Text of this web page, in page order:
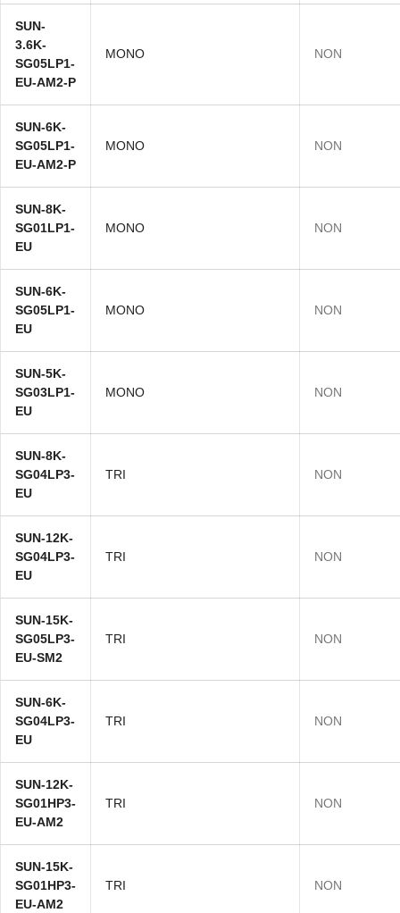
SUN-
3.6K-
SG05LP1-
EU-AM2-P
MONO NON
SUN-6K-
SG05LP1-
EU-AM2-P
MONO NON
SUN-8K-
SG01LP1-
EU
MONO NON
SUN-6K-
SG05LP1-
EU
MONO NON
SUN-5K-
SG03LP1-
EU
MONO NON
SUN-8K-
SG04LP3-
EU
TRI NON
SUN-12K-
SG04LP3-
EU
TRI NON
SUN-15K-
SG05LP3-
EU-SM2
TRI NON
SUN-6K-
SG04LP3-
EU
TRI NON
SUN-12K-
SG01HP3-
EU-AM2
TRI NON
SUN-15K-
SG01HP3-
EU-AM2
TRI NON